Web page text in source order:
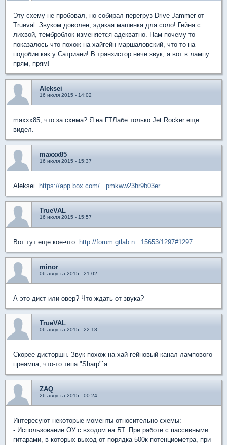
Эту схему не пробовал, но собирал перегруз Drive Jammer от
Trueval. Звуком доволен, эдакая машинка для соло! Гейна с
лихвой, темброблок изменяется адекватно. Нам почему то
показалось что похож на хайгейн маршаловский, что то на
подобии как у Сатриани! В транзистор ниче звук, а вот в лампу
прям, прям!
Aleksei
16 июля 2015 - 14:02
maxxx85, что за схема? Я на ГТЛабе только Jet Rocker еще
видел.
maxxx85
16 июля 2015 - 15:37
Aleksei. https://app.box.com/...pmkww23hr9b03er
TrueVAL
16 июля 2015 - 15:57
Вот тут еще кое-что: http://forum.gtlab.n...15653/1297#1297
minor
06 августа 2015 - 21:02
А это дист или овер? Что ждать от звука?
TrueVAL
06 августа 2015 - 22:18
Скорее дисторшн. Звук похож на хай-гейновый канал лампового
преампа, что-то типа "Sharp"`а.
ZAQ
26 августа 2015 - 00:24
Интересуют некоторые моменты относительно схемы:
- Использование ОУ с входом на БТ. При работе с пассивными
гитарами, в которых выход от порядка 500к потенциометра, при